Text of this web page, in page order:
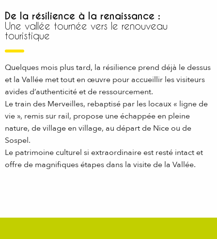
De la résilience à la renaissance :
Une vallée tournée vers le renouveau
touristique
Quelques mois plus tard, la résilience prend déjà le dessus
et la Vallée met tout en œuvre pour accueillir les visiteurs
avides d’authenticité et de ressourcement.
Le train des Merveilles, rebaptisé par les locaux « ligne de
vie », remis sur rail, propose une échappée en pleine
nature, de village en village, au départ de Nice ou de
Sospel.
Le patrimoine culturel si extraordinaire est resté intact et
offre de magnifiques étapes dans la visite de la Vallée.